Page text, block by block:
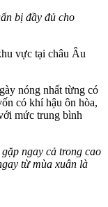
bị đầy đủ cho
vực tại châu Âu
nóng nhất từng có
có khí hậu ôn hòa,
mức trung bình
ngay cả trong cao
từ mùa xuân là